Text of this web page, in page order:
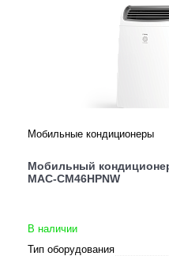
Мобильные кондиционеры
Мобильный
MAC-CM46HPNW
В наличии
Тип оборудования